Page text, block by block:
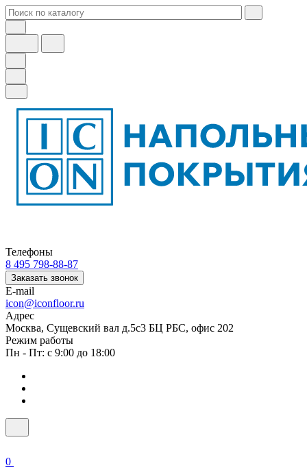
Телефоны
8 495 798-88-87
Заказать звонок
E-mail
icon@iconfloor.ru
Адрес
Москва, Сущевский вал д.5с3 БЦ РБС, офис 202
Режим работы
Пн - Пт: с 9:00 до 18:00
0